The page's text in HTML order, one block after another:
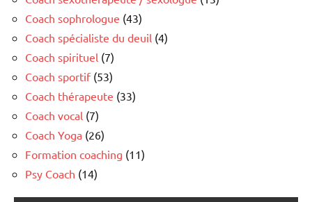
Coach sophrologue (43)
Coach spécialiste du deuil (4)
Coach spirituel (7)
Coach sportif(53)
Coach thérapeute (33)
Coach vocal (7)
Coach Yoga (26)
Formation coaching (11)
Psy Coach (14)